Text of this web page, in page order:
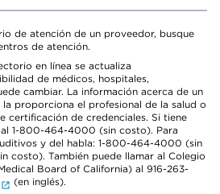
de atención de un proveedor, busque
de atención.
en línea se actualiza
de médicos, hospitales,
cambiar. La información acerca de un
proporciona el profesional de la salud o
certificación de credenciales. Si tiene
1-800-464-4000 (sin costo). Para
y del habla: 1-800-464-4000 (sin
costo). También puede llamar al Colegio
Board of California) al 916-263-
(en inglés).